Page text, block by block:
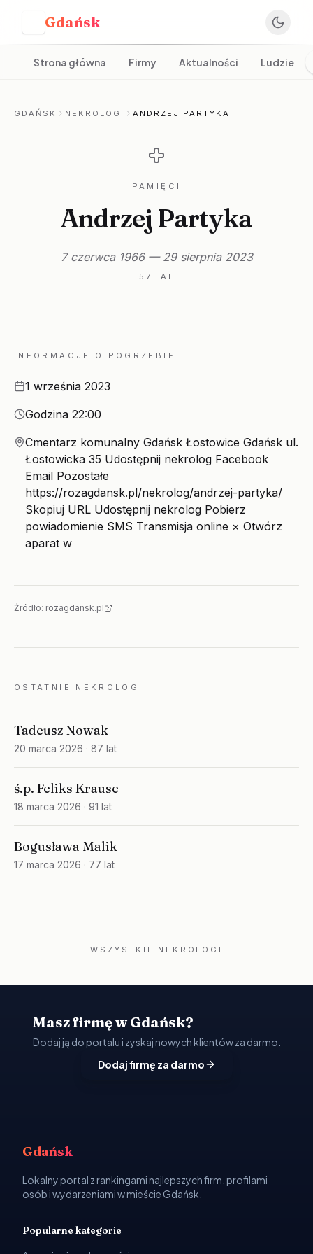
Gdańsk
Strona główna Firmy Aktualności Ludzie
GDAŃSK NEKROLOGI ANDRZEJ PARTYKA
PAMIĘCI
Andrzej Partyka
7 czerwca 1966 — 29 sierpnia 2023
57 LAT
INFORMACJE O POGRZEBIE
Data
1 września 2023
Godzina
Godzina 22:00
Miejsce
Cmentarz komunalny Gdańsk Łostowice Gdańsk ul.
Łostowicka 35 Udostępnij nekrolog Facebook
Email Pozostałe
https://rozagdansk.pl/nekrolog/andrzej-partyka/
Skopiuj URL Udostępnij nekrolog Pobierz
powiadomienie SMS Transmisja online × Otwórz
aparat w
Źródło: rozagdansk.pl
OSTATNIE NEKROLOGI
Tadeusz Nowak
20 marca 2026 · 87 lat
ś.p. Feliks Krause
18 marca 2026 · 91 lat
Bogusława Malik
17 marca 2026 · 77 lat
WSZYSTKIE NEKROLOGI
Masz firmę w Gdańsk?
Dodaj ją do portalu i zyskaj nowych klientów za darmo.
Dodaj firmę za darmo
Gdańsk
Lokalny portal z rankingami najlepszych firm, profilami
osób i wydarzeniami w mieście Gdańsk.
Popularne kategorie